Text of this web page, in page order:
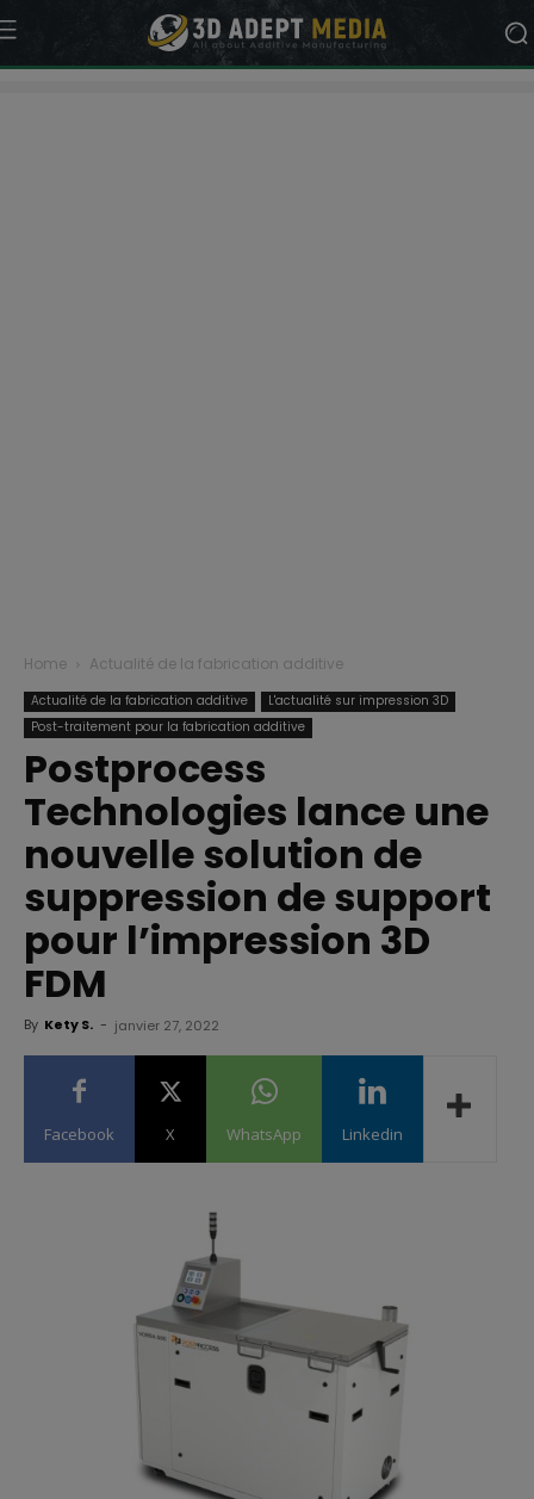
Home Actualité de la fabrication additive
Actualité de la fabrication additive
L'actualité sur impression 3D
Post-traitement pour la fabrication additive
Postprocess
Technologies lance une
nouvelle solution de
suppression de support
pour l’impression 3D
FDM
By Kety S. - janvier 27, 2022
Facebook X WhatsApp Linkedin